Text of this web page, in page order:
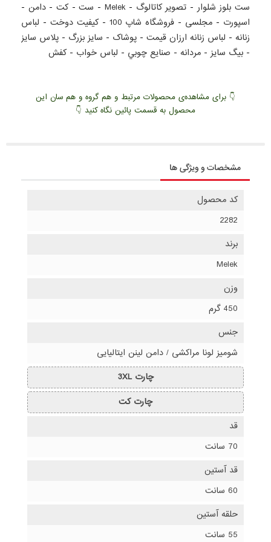
ست بلوز شلوار - تصویر کاتالوگ -
Melek
- ست-کت -دامن -
اسپورت - مجلسی - فروشگاه شاپ 100 -کيفيت دوخت - لباس
زنانه - لباس زنانه ارزان قيمت - پوشاک - سايز بزرگ - پلاس سايز
- بيگ سايز - مردانه - صنايع چوبي - لباس خواب -کفش
👇 برای مشاهده‌ی محصولات مرتبط و هم گروه و هم سان این
محصول به قسمت پائین نگاه کنید 👇
مشخصات و ویژگی ها
کد محصول
2282
برند
Melek
وزن
450 گرم
جنس
شومیز لونا مراکشی / دامن لینن ایتالیایی
چارت 3XL
چارت کت
قد
70 سانت
قد آستین
60 سانت
حلقه آستین
55 سانت